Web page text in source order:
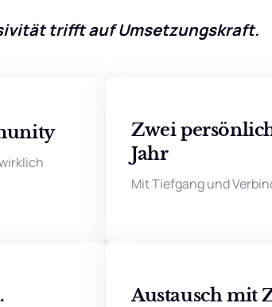
trifft auf Umsetzungskraft.
Zwei
Jahr
Mit Tiefgang und
Austausch mit